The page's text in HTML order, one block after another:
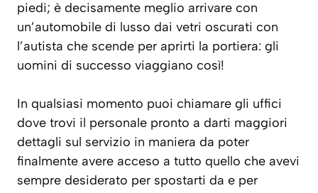
piedi; è decisamente meglio arrivare con
un’automobile di lusso dai vetri oscurati con
l’autista che scende per aprirti la portiera: gli
uomini di successo viaggiano così!
In qualsiasi momento puoi chiamare gli uffici
dove trovi il personale pronto a darti maggiori
dettagli sul servizio in maniera da poter
finalmente avere acceso a tutto quello che avevi
sempre desiderato per spostarti da e per